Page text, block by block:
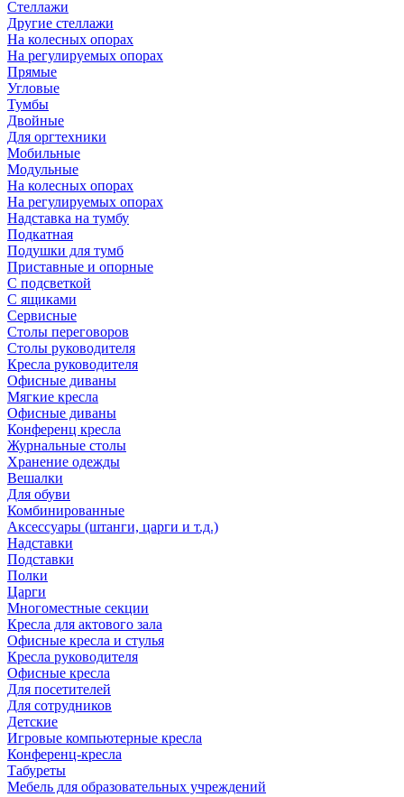
Стеллажи
Другие стеллажи
На колесных опорах
На регулируемых опорах
Прямые
Угловые
Тумбы
Двойные
Для оргтехники
Мобильные
Модульные
На колесных опорах
На регулируемых опорах
Надставка на тумбу
Подкатная
Подушки для тумб
Приставные и опорные
С подсветкой
С ящиками
Сервисные
Столы переговоров
Столы руководителя
Кресла руководителя
Офисные диваны
Мягкие кресла
Офисные диваны
Конференц кресла
Журнальные столы
Хранение одежды
Вешалки
Для обуви
Комбинированные
Аксессуары (штанги, царги и т.д.)
Надставки
Подставки
Полки
Царги
Многоместные секции
Кресла для актового зала
Офисные кресла и стулья
Кресла руководителя
Офисные кресла
Для посетителей
Для сотрудников
Детские
Игровые компьютерные кресла
Конференц-кресла
Табуреты
Мебель для образовательных учреждений